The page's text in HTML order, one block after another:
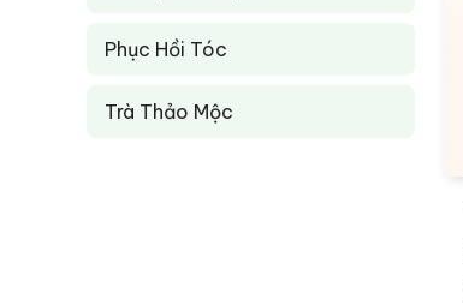
Phục Hồi Tóc
Trà Thảo Mộc